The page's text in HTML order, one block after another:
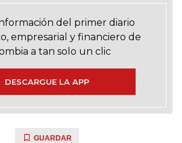
del primer diario
empresarial y financiero de
a tan solo un clic
DESCARGUE LA APP
GUARDAR